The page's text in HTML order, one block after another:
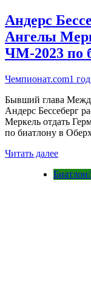
Андерс
Ангелы
ЧМ-2023 по
Чемпионат.com1
Бывший глава
Андерс Бессеберг
Меркель отдать
по биатлону в
Читать далее